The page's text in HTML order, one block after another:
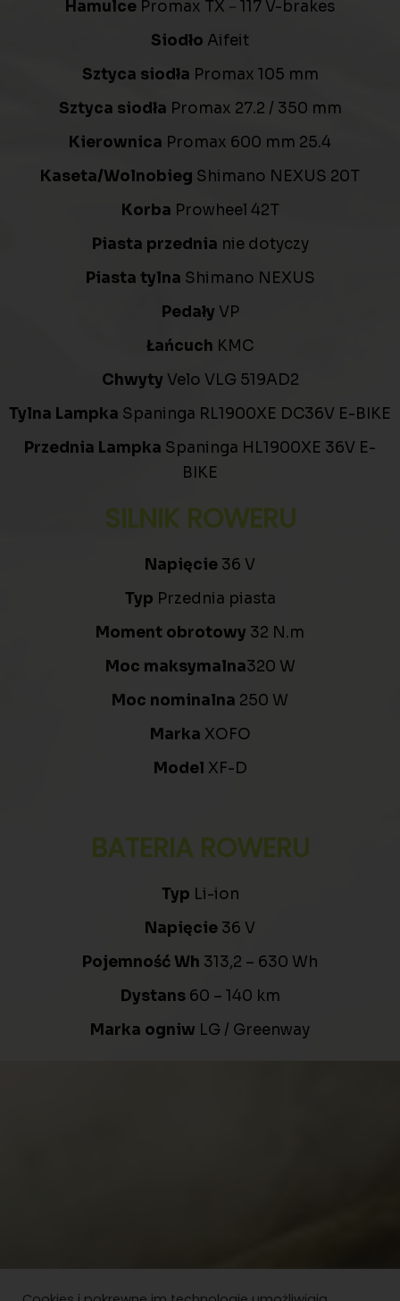
Hamulce Promax TX－117 V-brakes
Siodło Aifeit
Sztyca siodła Promax 105 mm
Sztyca siodła Promax 27.2 / 350 mm
Kierownica Promax 600 mm 25.4
Kaseta/Wolnobieg Shimano NEXUS 20T
Korba Prowheel 42T
Piasta przednia nie dotyczy
Piasta tylna Shimano NEXUS
Pedały VP
Łańcuch KMC
Chwyty Velo VLG 519AD2
Tylna Lampka Spaninga RL1900XE DC36V E-BIKE
Przednia Lampka Spaninga HL1900XE 36V E-
BIKE
SILNIK ROWERU
Napięcie 36 V
Typ Przednia piasta
Moment obrotowy 32 N.m
Moc maksymalna320 W
Moc nominalna 250 W
Marka XOFO
Model XF-D
BATERIA ROWERU
Typ Li-ion
Napięcie 36 V
Pojemność Wh 313,2 – 630 Wh
Dystans 60 – 140 km
Marka ogniw LG / Greenway